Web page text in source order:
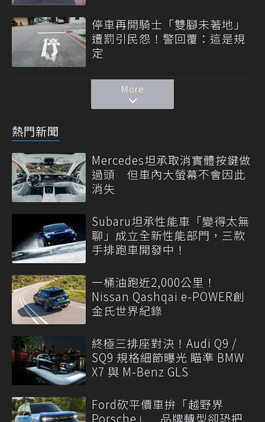
停車再開騎士「雙腳未著地」
遭罰引民怨！警回覆：這是規
定
More
熱門新聞
Mercedes坦承取消實體按鍵做
過頭 但車內大螢幕不會因此
消失
Subaru坦承性能車「變得太無
聊」成立全新性能部門，三款
手排跑車開發中！
一桶油跑近2,000公里！
Nissan Qashqai e-POWER創
金氏世界紀錄
終極三排座對決！Audi Q9 /
SQ9 規格細節曝光 瞄準 BMW
X7 與 M-Benz GLS
Ford砍平價車拚「越野界
Porsche」 品牌轉型卻恐把